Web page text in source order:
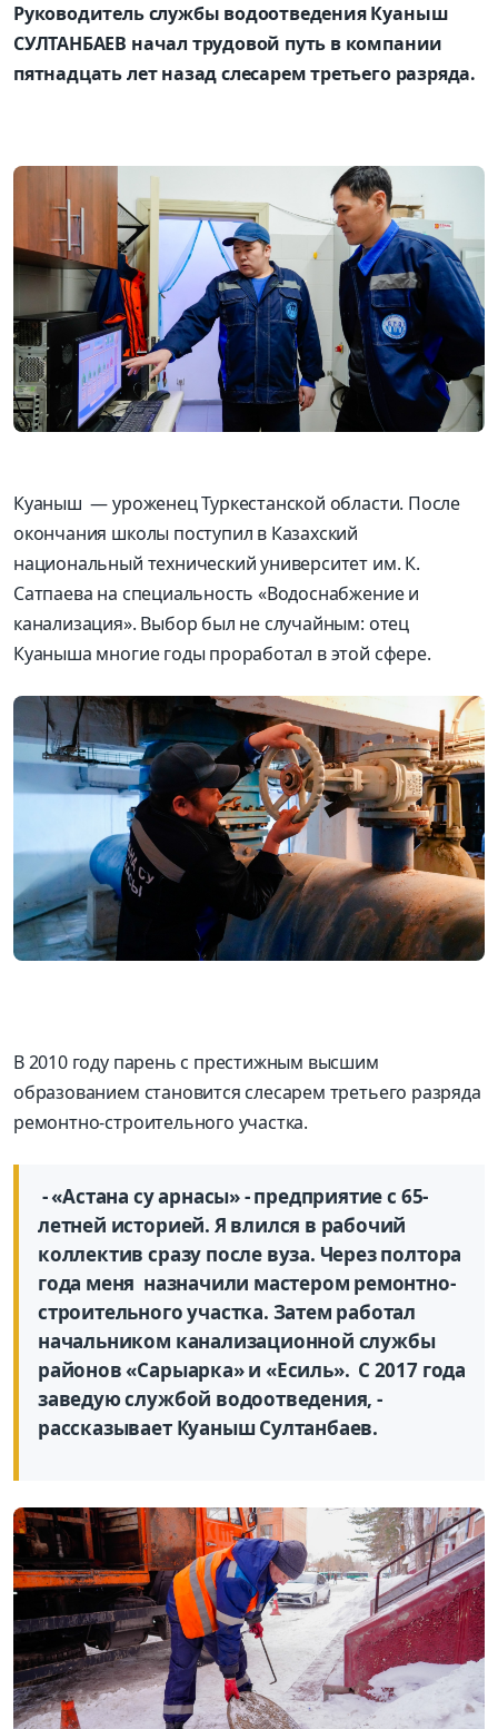
Руководитель службы водоотведения Куаныш
СУЛТАНБАЕВ начал трудовой путь в компании
пятнадцать лет назад слесарем третьего разряда.
Куаныш — уроженец Туркестанской области. После
окончания школы поступил в Казахский
национальный технический университет им. К.
Сатпаева на специальность «Водоснабжение и
канализация». Выбор был не случайным: отец
Куаныша многие годы проработал в этой сфере.
В 2010 году парень с престижным высшим
образованием становится слесарем третьего разряда
ремонтно-строительного участка.
- «Астана су арнасы» - предприятие с 65-
летней историей. Я влился в рабочий
коллектив сразу после вуза. Через полтора
года меня назначили мастером ремонтно-
строительного участка. Затем работал
начальником канализационной службы
районов «Сарыарка» и «Есиль». С 2017 года
заведую службой водоотведения, -
рассказывает Куаныш Султанбаев.